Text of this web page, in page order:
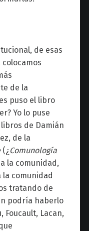
de esas
de la
puso el libro
Yo lo puse
de Damián
de la
(¿ Comunología
la comunidad,
la comunidad
tratando de
podría haberlo
Foucault, Lacan,